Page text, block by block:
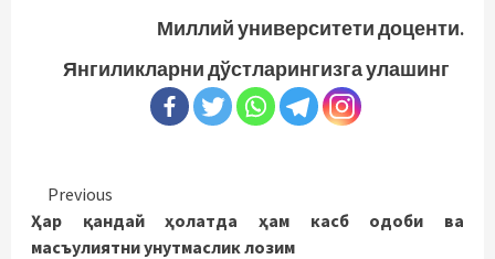
Миллий университети доценти.
Янгиликларни дўстларингизга улашинг
Continue
Reading
Previous
Ҳар қандай ҳолатда ҳам касб одоби ва
масъулиятни унутмаслик лозим